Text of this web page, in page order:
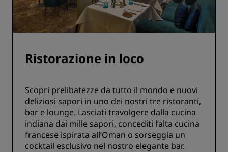
Ristorazione in loco
Scopri prelibatezze da tutto il mondo e nuovi
deliziosi sapori in uno dei nostri tre ristoranti,
bar e lounge. Lasciati travolgere dalla cucina
indiana dai mille sapori, concediti l’alta cucina
francese ispirata all’Oman o sorseggia un
cocktail esclusivo nel nostro elegante bar.